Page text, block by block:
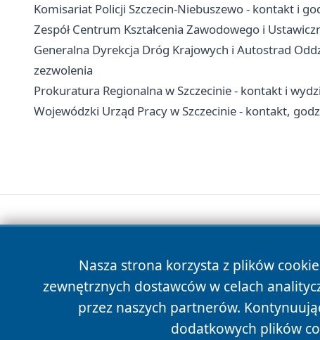
Komisariat Policji Szczecin-Niebuszewo - kontakt i
Zespół Centrum Kształcenia Zawodowego i
Generalna Dyrekcja Dróg Krajowych i Autostrad
zezwolenia
Prokuratura Regionalna w Szczecinie - kontakt i
Wojewódzki Urząd Pracy w Szczecinie - kontakt,
Nasza strona korzysta z plików
zewnętrznych dostawców w celach
przez naszych partnerów.
dodatkowych plików